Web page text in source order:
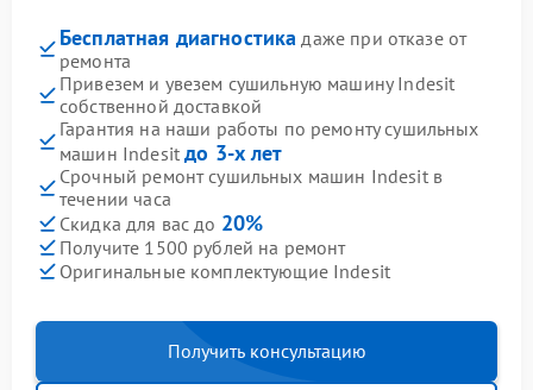
Бесплатная диагностика даже при отказе от
ремонта
Привезем и увезем сушильную машину Indesit
собственной доставкой
Гарантия на наши работы по ремонту сушильных
машин Indesitдо 3-х лет
Срочный ремонт сушильных машин Indesit в
течении часа
Скидка для вас до 20%
Получите 1500 рублей на ремонт
Оригинальные комплектующие Indesit
Получить консультацию